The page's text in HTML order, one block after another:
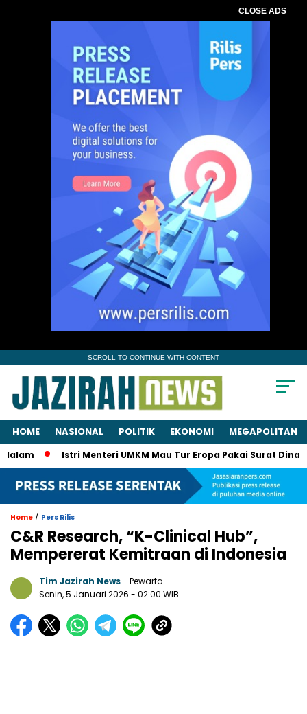
CLOSE ADS
SCROLL TO CONTINUE WITH CONTENT
HOME NASIONAL POLITIK EKONOMI MEGAPOLITAN
Istri Menteri UMKM Mau Tur Eropa Pakai Surat Dinas? KPK
Home / Pers Rilis
C&R Research, “K-Clinical Hub”,
Mempererat Kemitraan di Indonesia
Tim Jazirah News- Pewarta
Senin, 5 Januari 2026 - 02:00 WIB